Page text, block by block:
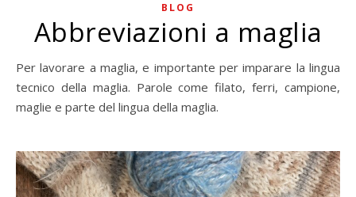
BLOG
Abbreviazioni a maglia
Per lavorare a maglia, e importante per imparare la lingua
tecnico della maglia. Parole come filato, ferri, campione,
maglie e parte del lingua della maglia.